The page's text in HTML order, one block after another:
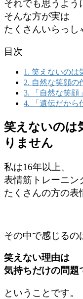
それでも思うよう
そんな方が実は
たくさんいらっし
目次
1. 笑えないのは
2. 自然な笑顔の
3. 「自然な笑顔
4. 「遺伝だから
笑えないのは
りません
私は16年以上、
表情筋トレーニン
たくさんの方の表
その中で感じるの
笑えない理由は
気持ちだけの問題
ということです。